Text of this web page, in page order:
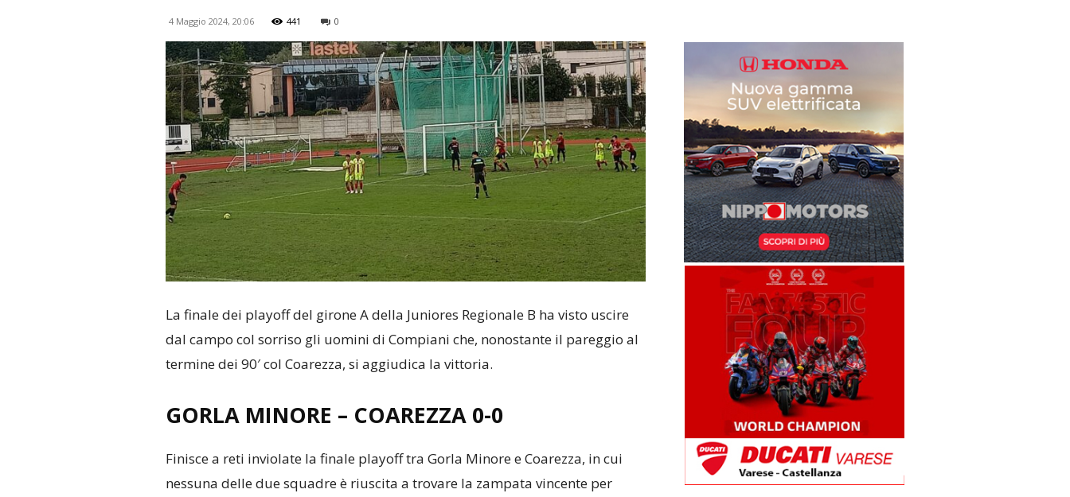
4 Maggio 2024, 20:06 441 0
La finale dei playoff del girone A della Juniores Regionale B ha visto uscire
dal campo col sorriso gli uomini di Compiani che, nonostante il pareggio al
termine dei 90′ col Coarezza, si aggiudica la vittoria.
GORLA MINORE – COAREZZA0-0
Finisce a reti inviolate la finale playoff tra Gorla Minore e Coarezza, in cui
nessuna delle due squadre è riuscita a trovare la zampata vincente per